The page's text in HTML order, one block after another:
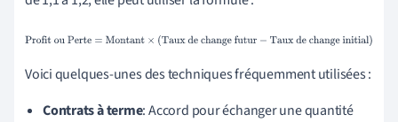
Profit ou Perte=Montant×(Taux de change futur−Taux de
Voici quelques-unes des techniques fréquemment utilisées :
Contrats à terme: Accord pour échanger une quantité